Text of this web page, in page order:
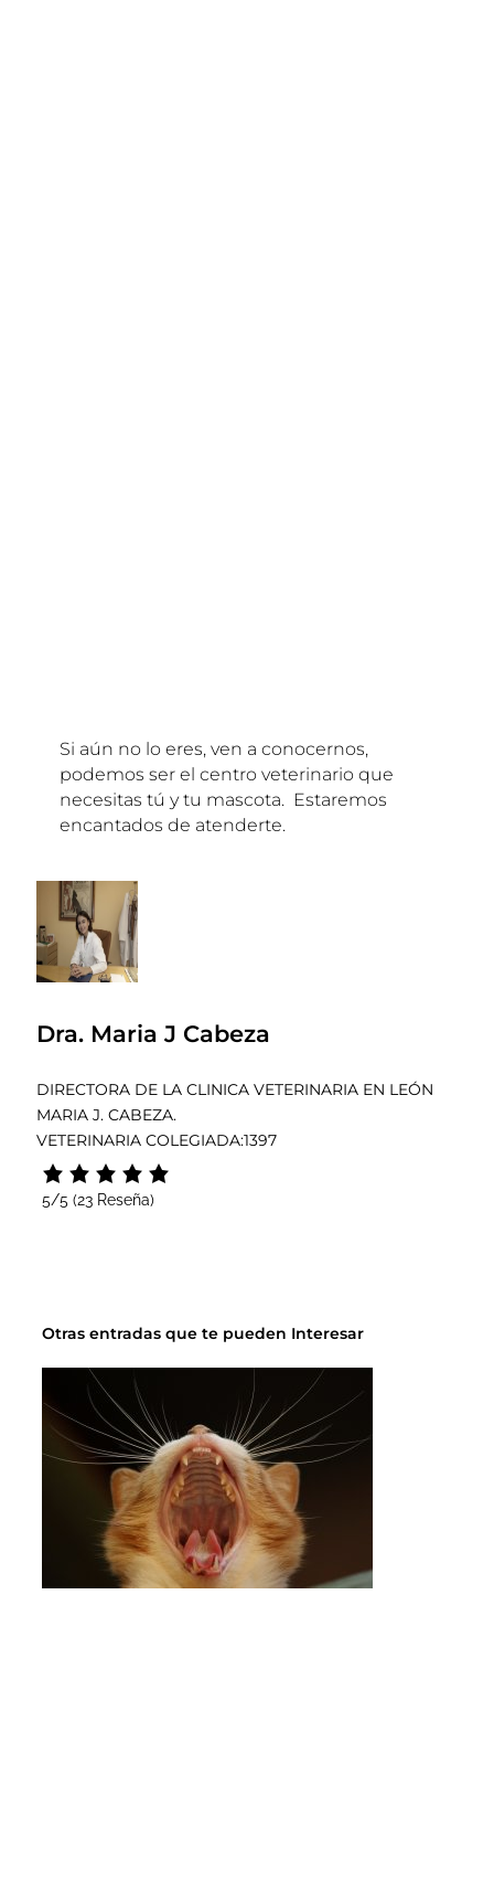
Si aún no lo eres, ven a conocernos,
podemos ser el centro veterinario que
necesitas tú y tu mascota. Estaremos
encantados de atenderte.
Dra. Maria J Cabeza
DIRECTORA DE LA CLINICA VETERINARIA EN LEÓN
MARIA J. CABEZA.
VETERINARIA COLEGIADA:1397
5/5 (23 Reseña)
Otras entradas que te pueden Interesar